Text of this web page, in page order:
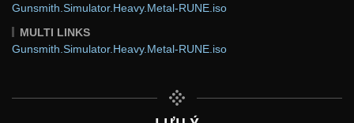
Gunsmith.Simulator.Heavy.Metal-RUNE.iso
MULTI LINKS
Gunsmith.Simulator.Heavy.Metal-RUNE.iso